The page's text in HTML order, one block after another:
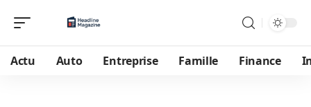
Actu Auto Entreprise Famille Finance